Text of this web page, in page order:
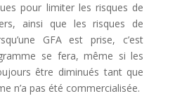
pour limiter les risques de
ainsi que les risques de
GFA est prise, c’est
se fera, même si les
être diminués tant que
n’a pas été commercialisée.